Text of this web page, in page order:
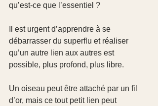
qu’est-ce que l’essentiel ?
Il est urgent d’apprendre à se
débarrasser du superflu et réaliser
qu’un autre lien aux autres est
possible, plus profond, plus libre.
Un oiseau peut être attaché par un fil
d’or, mais ce tout petit lien peut